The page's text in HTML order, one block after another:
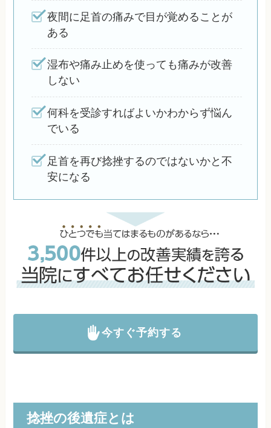
夜間に足首の痛みで目が覚めることが
ある
湿布や痛み止めを使っても痛みが改善
しない
何科を受診すればよいかわからず悩ん
でいる
足首を再び捻挫するのではないかと不
安になる
今すぐ予約する
捻挫の後遺症とは